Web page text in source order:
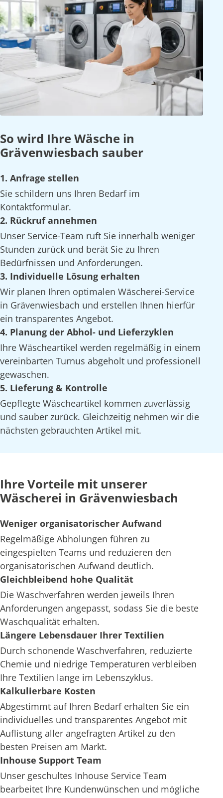
So wird Ihre Wäsche in
Grävenwiesbach sauber
1. Anfrage stellen
Sie schildern uns Ihren Bedarf im
Kontaktformular.
2. Rückruf annehmen
Unser Service-Team ruft Sie innerhalb weniger
Stunden zurück und berät Sie zu Ihren
Bedürfnissen und Anforderungen.
3. Individuelle Lösung erhalten
Wir planen Ihren optimalen Wäscherei-Service
in Grävenwiesbach und erstellen Ihnen hierfür
ein transparentes Angebot.
4. Planung der Abhol- und Lieferzyklen
Ihre Wäscheartikel werden regelmäßig in einem
vereinbarten Turnus abgeholt und professionell
gewaschen.
5. Lieferung & Kontrolle
Gepflegte Wäscheartikel kommen zuverlässig
und sauber zurück. Gleichzeitig nehmen wir die
nächsten gebrauchten Artikel mit.
Ihre Vorteile mit unserer
Wäscherei in Grävenwiesbach
Weniger organisatorischer Aufwand
Regelmäßige Abholungen führen zu
eingespielten Teams und reduzieren den
organisatorischen Aufwand deutlich.
Gleichbleibend hohe Qualität
Die Waschverfahren werden jeweils Ihren
Anforderungen angepasst, sodass Sie die beste
Waschqualität erhalten.
Längere Lebensdauer Ihrer Textilien
Durch schonende Waschverfahren, reduzierte
Chemie und niedrige Temperaturen verbleiben
Ihre Textilien lange im Lebenszyklus.
Kalkulierbare Kosten
Abgestimmt auf Ihren Bedarf erhalten Sie ein
individuelles und transparentes Angebot mit
Auflistung aller angefragten Artikel zu den
besten Preisen am Markt.
Inhouse Support Team
Unser geschultes Inhouse Service Team
bearbeitet Ihre Kundenwünschen und mögliche